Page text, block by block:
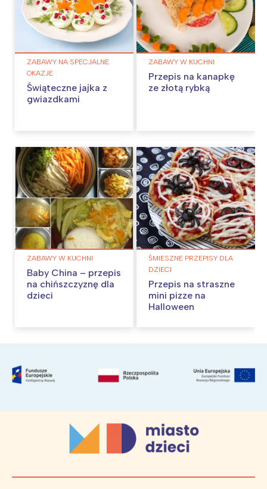
ZABAWY NA SPECJALNE
OKAZJE
Świąteczne jajka z
gwiazdkami
ZABAWY W KUCHNI
Przepis na kanapkę
ze złotą rybką
ZABAWY W KUCHNI
Baby China – przepis
na chińszczyznę dla
dzieci
ŚMIESZNE PRZEPISY DLA
DZIECI
Przepis na straszne
mini pizze na
Halloween